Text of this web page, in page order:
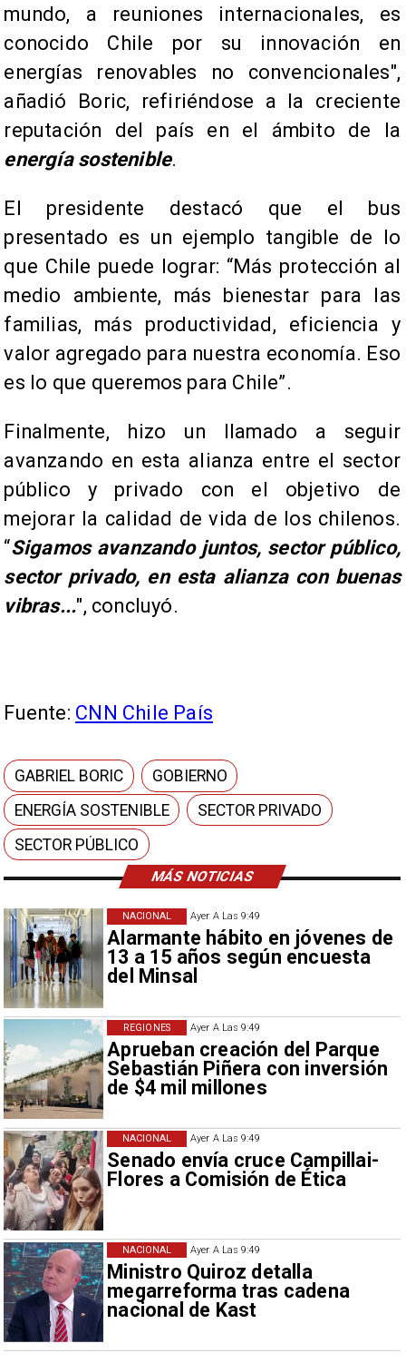
MÁS NOTICIAS
Ayer A Las 9:49
Alarmante hábito en jóvenes de
13 a 15 años según encuesta
del Minsal
NACIONAL
Ayer A Las 9:49
Aprueban creación del Parque
Sebastián Piñera con inversión
de $4 mil millones
REGIONES
Ayer A Las 9:49
Senado envía cruce Campillai-
Flores a Comisión de Ética
NACIONAL
Ayer A Las 9:49
Ministro Quiroz detalla
megarreforma tras cadena
nacional de Kast
NACIONAL
mundo, a reuniones internacionales, es
conocido Chile por su innovación en
energías renovables no convencionales",
añadió Boric, refiriéndose a la creciente
reputación del país en el ámbito de la
energía sostenible.
El presidente destacó que el bus
presentado es un ejemplo tangible de lo
que Chile puede lograr: “Más protección al
medio ambiente, más bienestar para las
familias, más productividad, eficiencia y
valor agregado para nuestra economía. Eso
es lo que queremos para Chile”.
Finalmente, hizo un llamado a seguir
avanzando en esta alianza entre el sector
público y privado con el objetivo de
mejorar la calidad de vida de los chilenos.
“Sigamos avanzando juntos, sector público,
sector privado, en esta alianza con buenas
vibras...", concluyó.
Fuente: CNN Chile País
GABRIEL BORIC
GOBIERNO
ENERGÍA SOSTENIBLE
SECTOR PRIVADO
SECTOR PÚBLICO